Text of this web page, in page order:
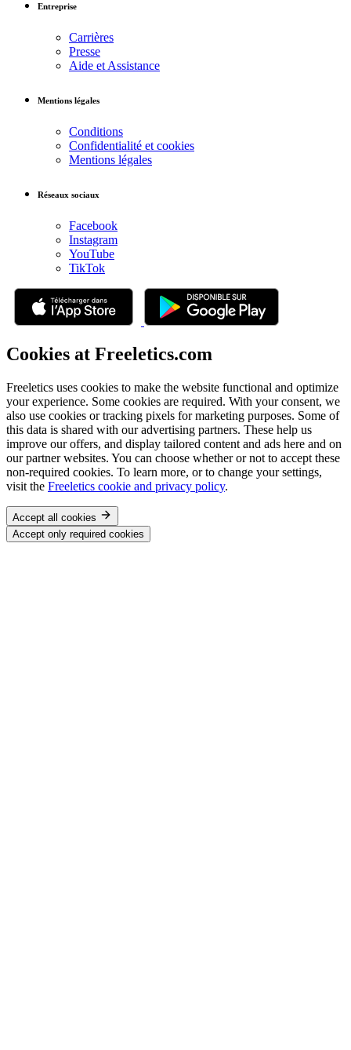
Entreprise
Carrières
Presse
Aide et Assistance
Mentions légales
Conditions
Confidentialité et cookies
Mentions légales
Réseaux sociaux
Facebook
Instagram
YouTube
TikTok
Cookies at Freeletics.com
Freeletics uses cookies to make the website functional and optimize
your experience. Some cookies are required. With your consent, we
also use cookies or tracking pixels for marketing purposes. Some of
this data is shared with our advertising partners. These help us
improve our offers, and display tailored content and ads here and on
our partner websites. You can choose whether or not to accept these
non-required cookies. To learn more, or to change your settings,
visit the Freeletics cookie and privacy policy.
Accept all cookies
Accept only required cookies